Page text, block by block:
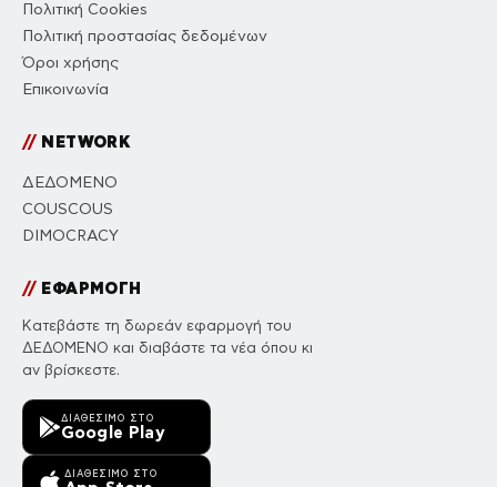
Πολιτική Cookies
Πολιτική προστασίας δεδομένων
Όροι χρήσης
Επικοινωνία
//NETWORK
ΔΕΔΟΜΕΝΟ
COUSCOUS
DIMOCRACY
//ΕΦΑΡΜΟΓΗ
Κατεβάστε τη δωρεάν εφαρμογή του
ΔΕΔΟΜΕΝΟ και διαβάστε τα νέα όπου κι
αν βρίσκεστε.
ΔΙΑΘΈΣΙΜΟ ΣΤΟ
Google Play
ΔΙΑΘΈΣΙΜΟ ΣΤΟ